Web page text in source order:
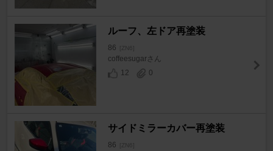
ルーフ、左ドア再塗装
86 [ZN6]
coffeesugarさん
12
0
サイドミラーカバー再塗装
86 [ZN6]